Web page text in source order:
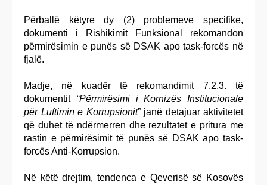
Përballë këtyre dy (2) problemeve specifike,
dokumenti i Rishikimit Funksional rekomandon
përmirësimin e punës së DSAK apo task-forcës në
fjalë.
Madje, në kuadër të rekomandimit 7.2.3. të
dokumentit “Përmirësimi i Kornizës Institucionale
për Luftimin e Korrupsionit” janë detajuar aktivitetet
që duhet të ndërmerren dhe rezultatet e pritura me
rastin e përmirësimit të punës së DSAK apo task-
forcës Anti-Korrupsion.
Në këtë drejtim, tendenca e Qeverisë së Kosovës